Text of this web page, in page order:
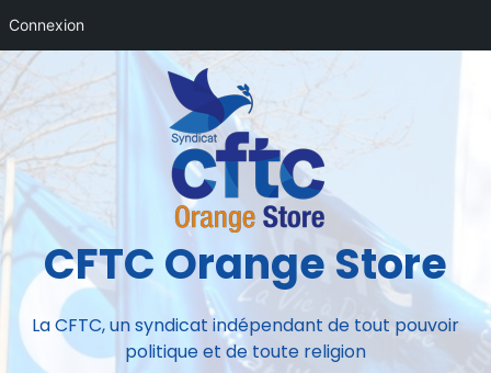
Connexion
CFTC Orange Store
La CFTC, un syndicat indépendant de tout pouvoir
politique et de toute religion